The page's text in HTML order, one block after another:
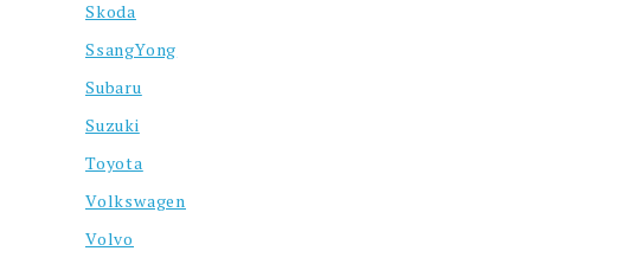
Skoda
SsangYong
Subaru
Suzuki
Toyota
Volkswagen
Volvo